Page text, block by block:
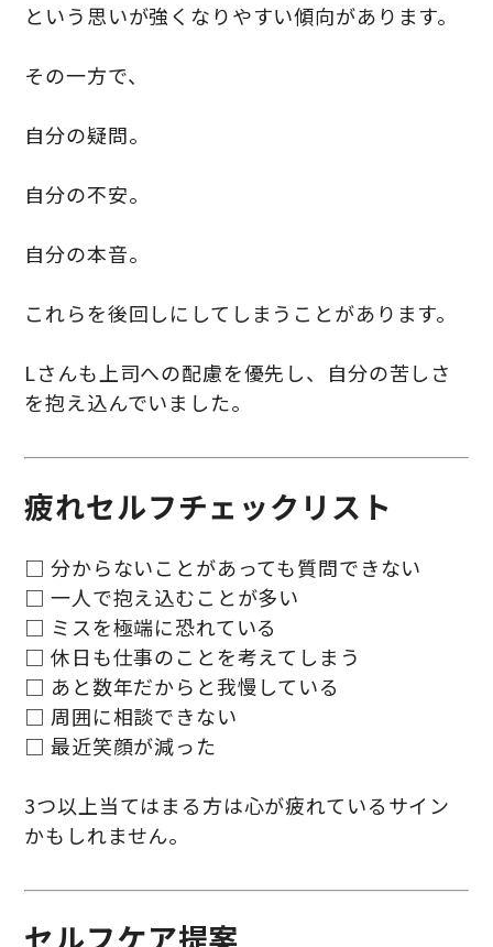
という思いが強くなりやすい傾向があります。
その一方で、
自分の疑問。
自分の不安。
自分の本音。
これらを後回しにしてしまうことがあります。
Lさんも上司への配慮を優先し、自分の苦しさ
を抱え込んでいました。
疲れセルフチェックリスト
□ 分からないことがあっても質問できない
□ 一人で抱え込むことが多い
□ ミスを極端に恐れている
□ 休日も仕事のことを考えてしまう
□ あと数年だからと我慢している
□ 周囲に相談できない
□ 最近笑顔が減った
3つ以上当てはまる方は心が疲れているサイン
かもしれません。
セルフケア提案